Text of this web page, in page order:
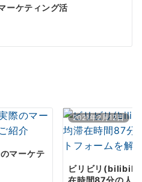
ーケティング活
マーケテ
2021年2月12日
ビリビリ(bilibili)
在時間87分の人